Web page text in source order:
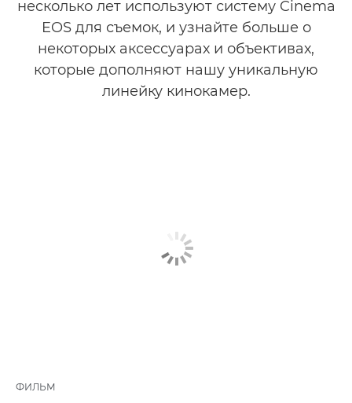
несколько лет используют систему Cinema
EOS для съемок, и узнайте больше о
некоторых аксессуарах и объективах,
которые дополняют нашу уникальную
линейку кинокамер.
ФИЛЬМ